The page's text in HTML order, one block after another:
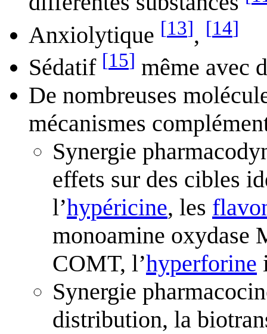
Anxiolytique [13], [14]
Sédatif [15] même avec
De nombreuses
mécanismes
Synergie
effets sur des cibles
l’hypéricine, les
monoamine oxydase
COMT, l’hyperforine
Synergie
distribution, la